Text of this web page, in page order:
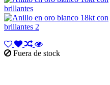
Fuera de stock